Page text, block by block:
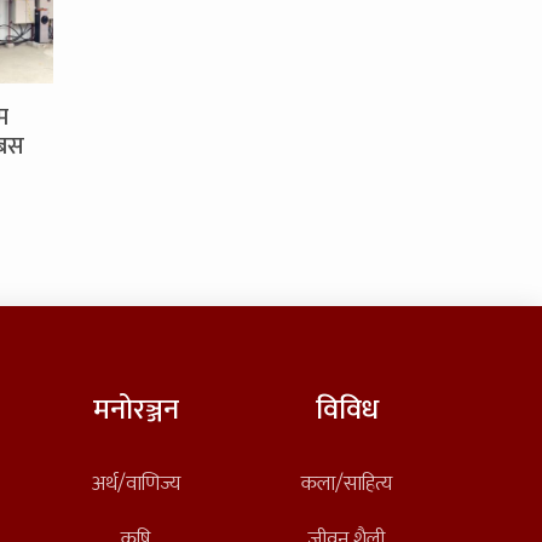
मनोरञ्जन
अर्थ/वाणिज्य
विविध
कला/साहित्य